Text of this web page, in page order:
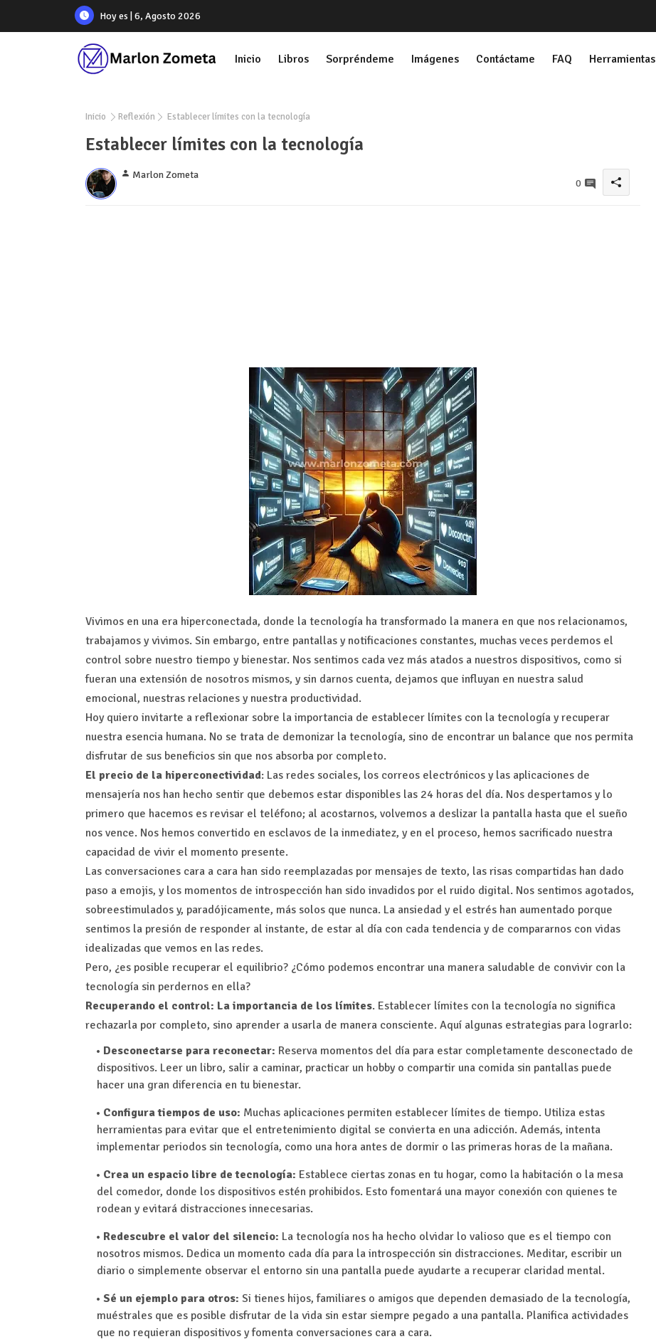
Hoy es | 6, Agosto 2026
Inicio Libros Sorpréndeme Imágenes Contáctame FAQ Herramientas
Inicio Reflexión Establecer límites con la tecnología
Establecer límites con la tecnología
Marlon Zometa
0
Vivimos en una era hiperconectada, donde la tecnología ha transformado la manera en que nos relacionamos,
trabajamos y vivimos. Sin embargo, entre pantallas y notificaciones constantes, muchas veces perdemos el
control sobre nuestro tiempo y bienestar. Nos sentimos cada vez más atados a nuestros dispositivos, como si
fueran una extensión de nosotros mismos, y sin darnos cuenta, dejamos que influyan en nuestra salud
emocional, nuestras relaciones y nuestra productividad.
Hoy quiero invitarte a reflexionar sobre la importancia de establecer límites con la tecnología y recuperar
nuestra esencia humana. No se trata de demonizar la tecnología, sino de encontrar un balance que nos permita
disfrutar de sus beneficios sin que nos absorba por completo.
El precio de la hiperconectividad: Las redes sociales, los correos electrónicos y las aplicaciones de
mensajería nos han hecho sentir que debemos estar disponibles las 24 horas del día. Nos despertamos y lo
primero que hacemos es revisar el teléfono; al acostarnos, volvemos a deslizar la pantalla hasta que el sueño
nos vence. Nos hemos convertido en esclavos de la inmediatez, y en el proceso, hemos sacrificado nuestra
capacidad de vivir el momento presente.
Las conversaciones cara a cara han sido reemplazadas por mensajes de texto, las risas compartidas han dado
paso a emojis, y los momentos de introspección han sido invadidos por el ruido digital. Nos sentimos agotados,
sobreestimulados y, paradójicamente, más solos que nunca. La ansiedad y el estrés han aumentado porque
sentimos la presión de responder al instante, de estar al día con cada tendencia y de compararnos con vidas
idealizadas que vemos en las redes.
Pero, ¿es posible recuperar el equilibrio? ¿Cómo podemos encontrar una manera saludable de convivir con la
tecnología sin perdernos en ella?
Recuperando el control: La importancia de los límites. Establecer límites con la tecnología no significa
rechazarla por completo, sino aprender a usarla de manera consciente. Aquí algunas estrategias para lograrlo:
Desconectarse para reconectar: Reserva momentos del día para estar completamente desconectado de
dispositivos. Leer un libro, salir a caminar, practicar un hobby o compartir una comida sin pantallas puede
hacer una gran diferencia en tu bienestar.
Configura tiempos de uso: Muchas aplicaciones permiten establecer límites de tiempo. Utiliza estas
herramientas para evitar que el entretenimiento digital se convierta en una adicción. Además, intenta
implementar periodos sin tecnología, como una hora antes de dormir o las primeras horas de la mañana.
Crea un espacio libre de tecnología: Establece ciertas zonas en tu hogar, como la habitación o la mesa
del comedor, donde los dispositivos estén prohibidos. Esto fomentará una mayor conexión con quienes te
rodean y evitará distracciones innecesarias.
Redescubre el valor del silencio: La tecnología nos ha hecho olvidar lo valioso que es el tiempo con
nosotros mismos. Dedica un momento cada día para la introspección sin distracciones. Meditar, escribir un
diario o simplemente observar el entorno sin una pantalla puede ayudarte a recuperar claridad mental.
Sé un ejemplo para otros: Si tienes hijos, familiares o amigos que dependen demasiado de la tecnología,
muéstrales que es posible disfrutar de la vida sin estar siempre pegado a una pantalla. Planifica actividades
que no requieran dispositivos y fomenta conversaciones cara a cara.